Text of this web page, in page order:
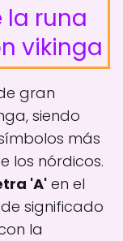
la runa
vikinga
gran
siendo
más
los nórdicos.
'A' en el
significado
la